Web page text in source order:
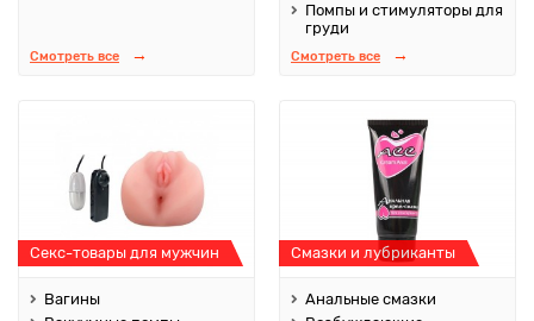
Смотреть все
Помпы и стимуляторы для
груди
Смотреть все
Секс-товары для мужчин
Вагины
Смазки и лубриканты
Анальные смазки